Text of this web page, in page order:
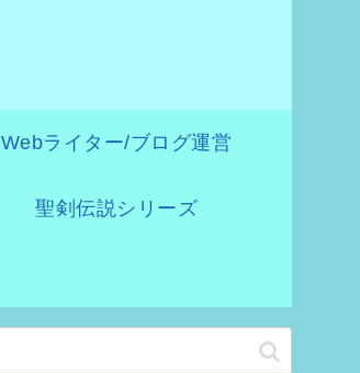
Webライター/ブログ運営
聖剣伝説シリーズ